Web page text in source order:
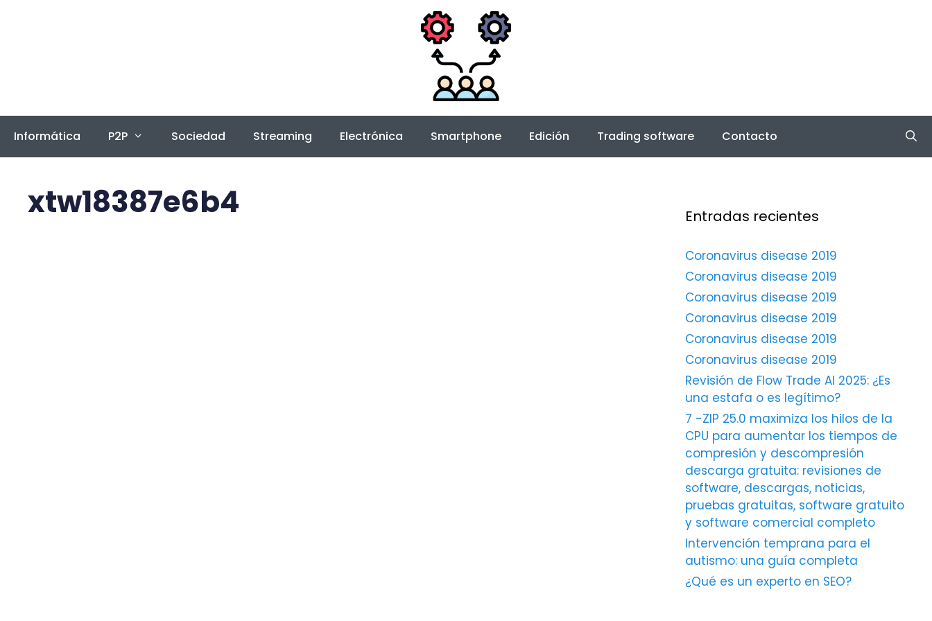
Informática P2P Sociedad Streaming Electrónica Smartphone Edición Trading software Contacto
xtw18387e6b4 Entradas recientes
Coronavirus disease 2019
Coronavirus disease 2019
Coronavirus disease 2019
Coronavirus disease 2019
Coronavirus disease 2019
Coronavirus disease 2019
Revisión de Flow Trade AI 2025: ¿Es
una estafa o es legítimo?
7 -ZIP 25.0 maximiza los hilos de la
CPU para aumentar los tiempos de
compresión y descompresión
descarga gratuita: revisiones de
software, descargas, noticias,
pruebas gratuitas, software gratuito
y software comercial completo
Intervención temprana para el
autismo: una guía completa
¿Qué es un experto en SEO?